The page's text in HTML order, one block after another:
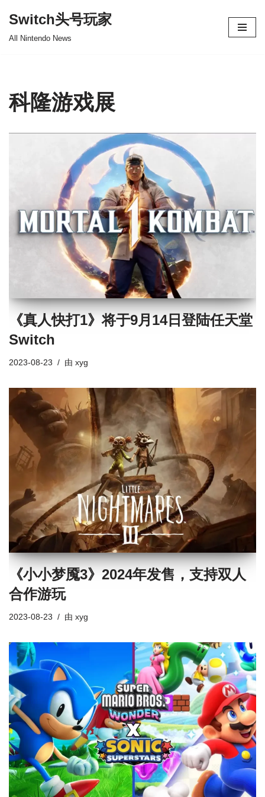
Switch头号玩家
All Nintendo News
科隆游戏展
《真人快打1》将于9月14日登陆任天堂
Switch
2023-08-23 由 xyg
《小小梦魇3》2024年发售，支持双人
合作游玩
2023-08-23 由 xyg